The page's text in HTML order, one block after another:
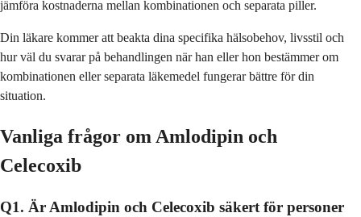
jämföra kostnaderna mellan kombinationen och separata piller.
Din läkare kommer att beakta dina specifika hälsobehov, livsstil och
hur väl du svarar på behandlingen när han eller hon bestämmer om
kombinationen eller separata läkemedel fungerar bättre för din
situation.
Vanliga frågor om Amlodipin och
Celecoxib
Q1. Är Amlodipin och Celecoxib säkert för personer